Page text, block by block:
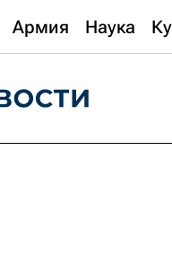
Армия Наука